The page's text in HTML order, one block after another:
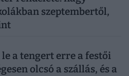
szeptembertől,
a tengert erre a festői
olcsó a szállás, és a